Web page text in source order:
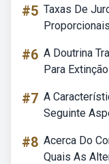
#5 Taxas De
#6 A Doutrina
Para
#7 A
Seguinte
#8 Acerca Do
Quais As